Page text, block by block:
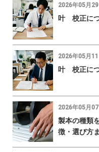
2026年05月29
叶 校正に
2026年05月11
叶 校正に
2026年05月07
製本の種類
徴・選び方